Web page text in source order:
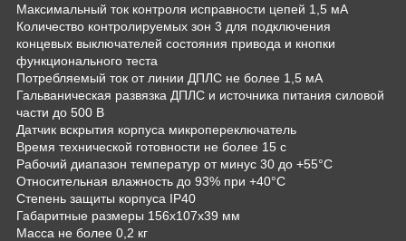
Максимальный ток контроля исправности цепей 1,5 мА
Количество контролируемых зон 3 для подключения
концевых выключателей состояния привода и кнопки
функционального теста
Потребляемый ток от линии ДПЛС не более 1,5 мА
Гальваническая развязка ДПЛС и источника питания силовой
части до 500 В
Датчик вскрытия корпуса микропереключатель
Время технической готовности не более 15 с
Рабочий диапазон температур от минус 30 до +55°C
Относительная влажность до 93% при +40°C
Степень защиты корпуса IР40
Габаритные размеры 156х107х39 мм
Масса не более 0,2 кг